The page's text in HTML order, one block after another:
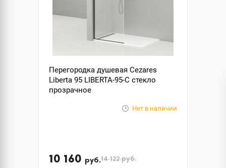
Перегородка душевая Cezares
Liberta 95 LIBERTA-95-C стекло
прозрачное
Нет в наличии
10 160 руб.14 122руб.